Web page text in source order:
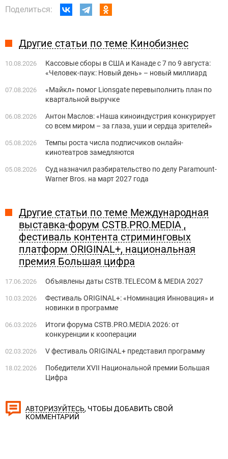
Поделиться:
Другие статьи по теме Кинобизнес
10.08.2026
Кассовые сборы в США и Канаде с 7 по 9 августа:
«Человек-паук: Новый день» – новый миллиард
07.08.2026
«Майкл» помог Lionsgate перевыполнить план по
квартальной выручке
06.08.2026
Антон Маслов: «Наша киноиндустрия конкурирует
со всем миром – за глаза, уши и сердца зрителей»
05.08.2026
Темпы роста числа подписчиков онлайн-
кинотеатров замедляются
05.08.2026
Суд назначил разбирательство по делу Paramount-
Warner Bros. на март 2027 года
Другие статьи по теме Международная
выставка-форум CSTB.PRO.MEDIA ,
фестиваль контента стриминговых
платформ ORIGINAL+, национальная
премия Большая цифра
17.06.2026 Объявлены даты CSTB.TELECOM & MEDIA 2027
10.03.2026
Фестиваль ORIGINAL+: «Номинация Инновация» и
новинки в программе
06.03.2026
Итоги форума CSTB.PRO.MEDIA 2026: от
конкуренции к кооперации
02.03.2026 V фестиваль ORIGINAL+ представил программу
18.02.2026
Победители XVII Национальной премии Большая
Цифра
АВТОРИЗУЙТЕСЬ, ЧТОБЫ ДОБАВИТЬ СВОЙ
КОММЕНТАРИЙ